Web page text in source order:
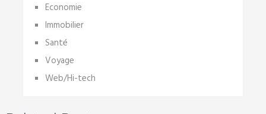
Economie
Immobilier
Santé
Voyage
Web/Hi-tech